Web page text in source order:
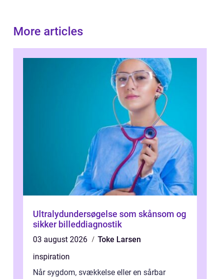
More articles
Ultralydundersøgelse som skånsom og
sikker billeddiagnostik
03 august 2026
Toke Larsen
inspiration
Når sygdom, svækkelse eller en sårbar